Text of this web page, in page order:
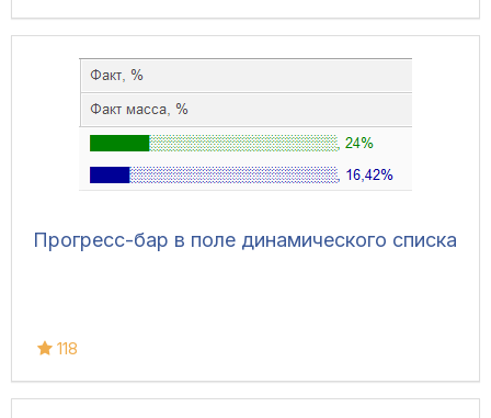
Прогресс-бар в поле динамического списка
118